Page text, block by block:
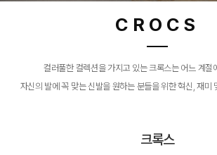
CROCS
컬러풀한 컬렉션을 가지고 있는 크록스는 어느 계절
자신의 발에 꼭 맞는 신발을 원하는 분들을 위한 혁신, 재미
크록스